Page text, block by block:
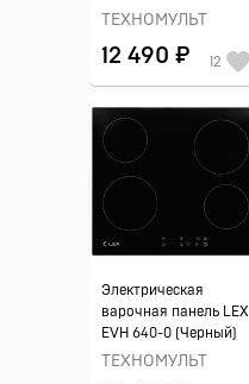
ТЕХНОМУЛЬТ
12 490 ₽ 12
Электрическая
варочная панель LEX
EVH 640-0 (Черный)
ТЕХНОМУЛЬТ